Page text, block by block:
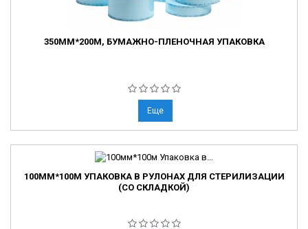
350ММ*200М, БУМАЖНО-ПЛЕНОЧНАЯ УПАКОВКА
Еще
100ММ*100М УПАКОВКА В РУЛОНАХ ДЛЯ СТЕРИЛИЗАЦИИ
(СО СКЛАДКОЙ)